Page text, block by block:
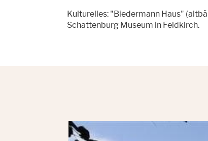
Kulturelles: "Biedermann Haus"
Schattenburg Museum in Feldkirch.